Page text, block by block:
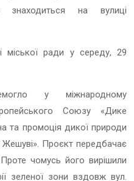
на вулиці
ради у середу, 29
у міжнародному
Союзу «Дике
та промоція дикої природи
Жешуві». Проєкт передбачає
чомусь його вирішили
зеленої зони вздовж вул.